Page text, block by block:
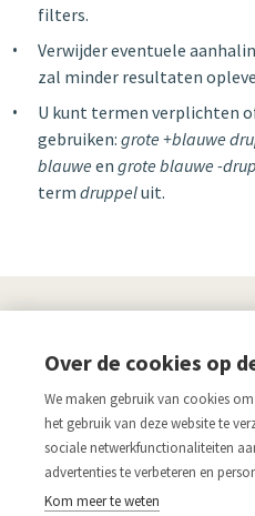
filters.
Verwijder eventuele
zal minder resultaten
U kunt termen verplichten
gebruiken: grote +blauwe
blauwe en grote blauwe -
term druppeluit.
Links
Aanmelden nieuwsbrief
Acco.be
Disclaimer
Over de cookies op
We maken gebruik van cookies
het gebruik van deze website te
sociale netwerkfunctionaliteiten
advertenties te verbeteren en
Kom meer te weten